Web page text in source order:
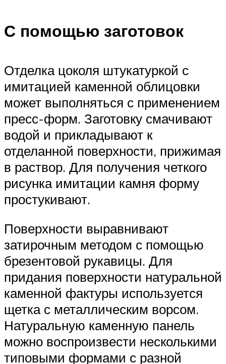
С помощью заготовок
Отделка цоколя штукатуркой с
имитацией каменной облицовки
может выполняться с применением
пресс-форм. Заготовку смачивают
водой и прикладывают к
отделанной поверхности, прижимая
в раствор. Для получения четкого
рисунка имитации камня форму
простукивают.
Поверхности выравнивают
затирочным методом с помощью
брезентовой рукавицы. Для
придания поверхности натуральной
каменной фактуры используется
щетка с металлическим ворсом.
Натуральную каменную панель
можно воспроизвести несколькими
типовыми формами с разной